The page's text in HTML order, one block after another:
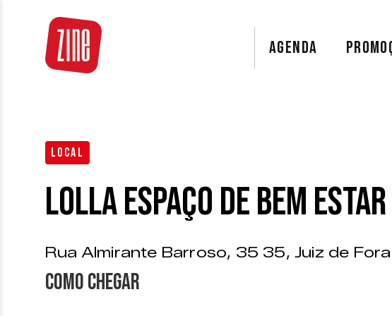
AGENDA
LOCAL
Lolla Espaço de Bem Estar
Rua Almirante Barroso, 35 35, Juiz de
Como chegar